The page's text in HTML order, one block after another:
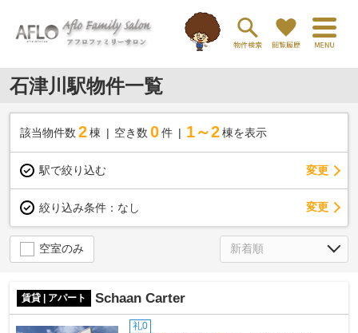
石津川駅物件一覧
該当物件数 2棟 空き数 0 件 1～2 棟を表示
駅で絞り込む 変更
絞り込み条件： なし 変更
空室のみ
賃貸 | アパート Schaan Carter
礼0